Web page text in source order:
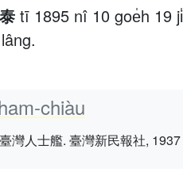
tī 1895 nî 10 goe̍h 19
chiàu
臺灣人士艦. 臺灣新民報社,